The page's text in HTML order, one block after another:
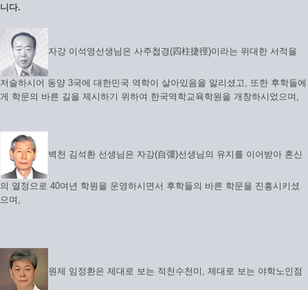
니다.
자강 이석영선생님은 사주첩경(四柱捷徑)이라는 위대한 서적을
저술하시어 동양 3국에 대한민국 역학이 살아있음을 알리셨고, 또한 후학들에
게 학문의 바른 길을 제시하기 위하여 한국역학교육학원을 개창하시었으며,
벽천 김석환 선생님은 자강(自彊)선생님의 유지를 이어받아 혼신
의 열정으로 40여년 학원을 운영하시면서 후학들의 바른 학문을 진흥시키셨
으며,
원제 임정환은 제대로 보는 적천수천미, 제대로 보는 야학노인점